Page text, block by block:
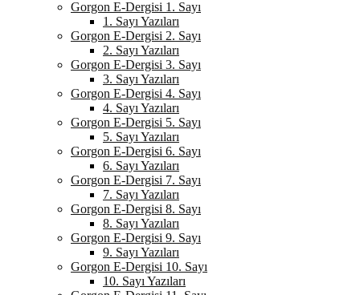
Gorgon E-Dergisi 1. Sayı
1. Sayı Yazıları
Gorgon E-Dergisi 2. Sayı
2. Sayı Yazıları
Gorgon E-Dergisi 3. Sayı
3. Sayı Yazıları
Gorgon E-Dergisi 4. Sayı
4. Sayı Yazıları
Gorgon E-Dergisi 5. Sayı
5. Sayı Yazıları
Gorgon E-Dergisi 6. Sayı
6. Sayı Yazıları
Gorgon E-Dergisi 7. Sayı
7. Sayı Yazıları
Gorgon E-Dergisi 8. Sayı
8. Sayı Yazıları
Gorgon E-Dergisi 9. Sayı
9. Sayı Yazıları
Gorgon E-Dergisi 10. Sayı
10. Sayı Yazıları